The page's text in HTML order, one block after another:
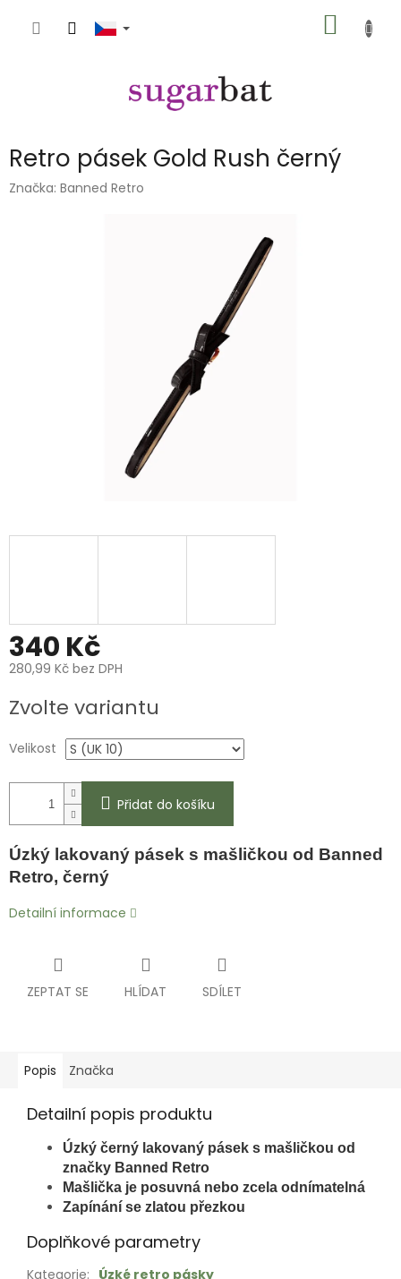
KOŠÍK
Retro pásek Gold Rush černý
Značka: Banned Retro
340 Kč
280,99 Kč bez DPH
cena:
Zvolte variantu
Velikost
Přidat do košíku
Úzký lakovaný pásek s mašličkou od Banned
Retro, černý
Detailní informace
ZEPTAT SE HLÍDAT SDÍLET
Popis Značka
Detailní popis produktu
Úzký černý lakovaný pásek s mašličkou od
značky Banned Retro
Mašlička je posuvná nebo zcela odnímatelná
Zapínání se zlatou přezkou
Doplňkové parametry
Kategorie: Úzké retro pásky